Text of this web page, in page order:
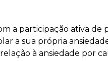
a participação ativa
a sua própria
à ansiedade por